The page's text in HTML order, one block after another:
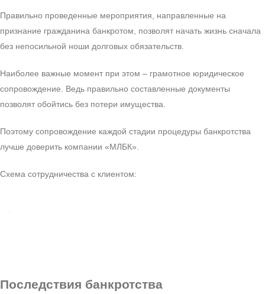
Правильно проведенные мероприятия, направленные на
признание гражданина банкротом, позволят начать жизнь сначала
без непосильной ноши долговых обязательств.
Наиболее важные момент при этом – грамотное юридическое
сопровождение. Ведь правильно составленные документы
позволят обойтись без потери имущества.
Поэтому сопровождение каждой стадии процедуры банкротства
лучше доверить компании «МЛБК».
Схема сотрудничества с клиентом:
Последствия банкротства